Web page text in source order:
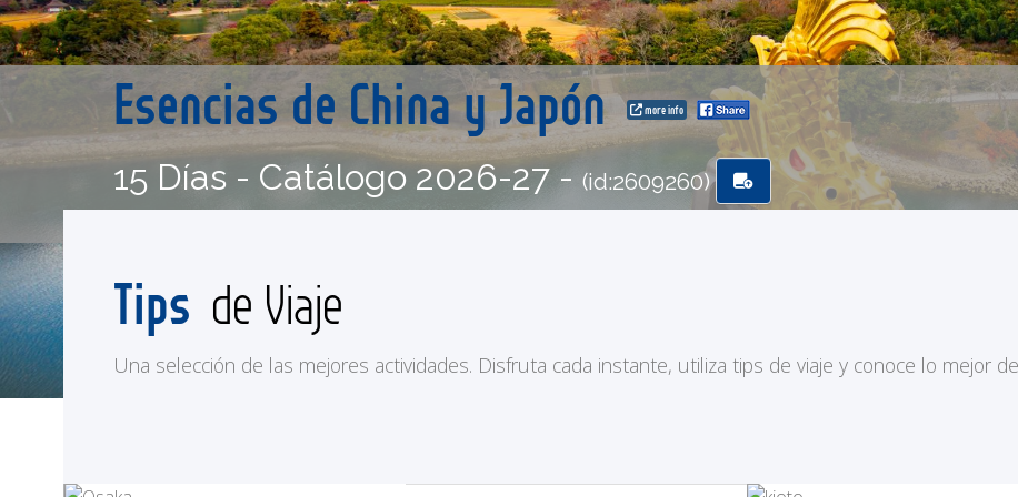
Esencias de China y Japón more info
15 Días - Catálogo 2026-27 - (id:2609260)
Tips de Viaje
Una selección de las mejores actividades. Disfruta cada instante, utiliza tips de viaje y conoce lo mejor